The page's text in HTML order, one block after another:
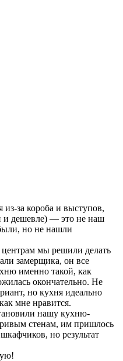
из-за короба и выступов,
и дешевле) — это не наш
но не нашли
мы решили делать
замерщика, он все
именно такой, как
окончательно. Не
но кухня идеально
мне нравится.
нашу кухню-
стенам, им пришлось
но результат